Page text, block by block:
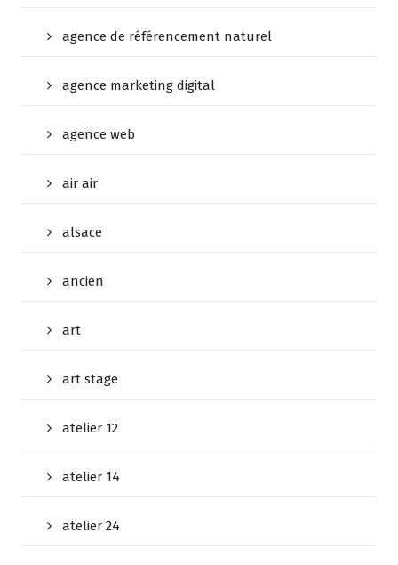
agence de référencement naturel
agence marketing digital
agence web
air air
alsace
ancien
art
art stage
atelier 12
atelier 14
atelier 24